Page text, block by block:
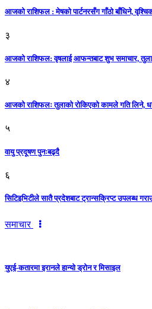
आजको राशिफल : मेषको पार्टनरसँग गाँठो बाँधिने,
३
आजकाे राशिफल: वृषलाई आफन्तबाट शुभ समाचार,
४
आजको राशिफलः तुलाकाे रोकिएको कामले गति लिने,
५
वायु प्रदूषण पुनःबढ्दै
६
सिटिइभिटीले सातै प्रदेशबाट ट्रान्सक्रिप्ट उपलब्ध
समाचार
युएई-कतारमा इरानले हान्यो ड्रोन र मिसाइल